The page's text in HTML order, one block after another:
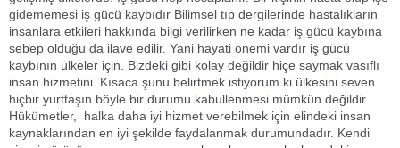
gidememesi iş gücü kaybıdır Bilimsel tıp dergilerinde hastalıkların
insanlara etkileri hakkında bilgi verilirken ne kadar iş gücü kaybına
sebep olduğu da ilave edilir. Yani hayati önemi vardır iş gücü
kaybının ülkeler için. Bizdeki gibi kolay değildir hiçe saymak vasıflı
insan hizmetini. Kısaca şunu belirtmek istiyorum ki ülkesini seven
hiçbir yurttaşın böyle bir durumu kabullenmesi mümkün değildir.
Hükümetler, halka daha iyi hizmet verebilmek için elindeki insan
kaynaklarından en iyi şekilde faydalanmak durumundadır. Kendi